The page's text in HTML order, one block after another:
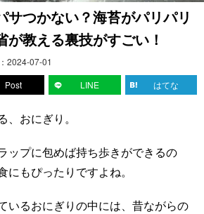
サつかない？海苔がパリパリ
教える裏技がすごい！
2024-07-01
Post LINE はてな
おにぎり。
ップに包めば持ち歩きができるの
もぴったりですよね。
いるおにぎりの中には、昔ながらの